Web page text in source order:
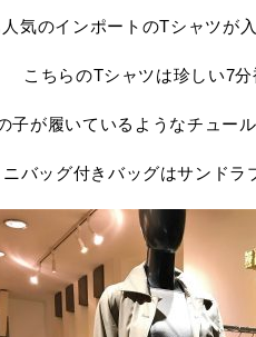
人気のインポートのTシャツが
こちらのTシャツは珍しい7
子が履いているようなチュー
バッグ付きバッグはサンドラ